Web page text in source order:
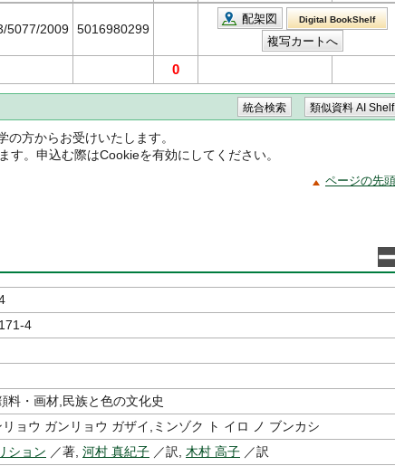
5077/2009 5016980299
配架図 Digital BookShelf
0
方からお受けいたします。
。申込む際はCookieを有効にしてください。
ページの先
4
料・画材,民族と色の文化史
ョウ ガンリョウ ガザイ,ミンゾク ト イロ ノ ブンカシ
ション ／著, 河村 真紀子 ／訳, 木村 高子 ／訳